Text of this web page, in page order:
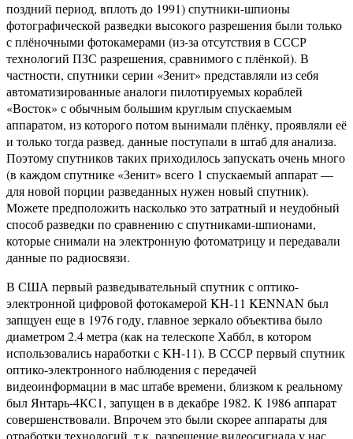
поздний период, вплоть до 1991) спутники-шпионы
фотографической разведки высокого разрешения были только
с плёночными фотокамерами (из-за отсутствия в СССР
технологий ПЗС разрешения, сравнимого с плёнкой). В
частности, спутники серии «Зенит» представляли из себя
автоматизированные аналоги пилотируемых кораблей
«Восток» с обычным большим круглым спускаемым
аппаратом, из которого потом вынимали плёнку, проявляли её
и только тогда развед. данные поступали в штаб для анализа.
Поэтому спутников таких приходилось запускать очень много
(в каждом спутнике «Зенит» всего 1 спускаемый аппарат —
для новой порции разведанных нужен новый спутник).
Можете предположить насколько это затратный и неудобный
способ разведки по сравнению с спутниками-шпионами,
которые снимали на электронную фотоматрицу и передавали
данные по радиосвязи.
В США первый разведывательный спутник с оптико-
электронной цифровой фотокамерой KH-11 KENNAN был
запщуен еще в 1976 году, главное зеркало объектива было
диаметром 2.4 метра (как на телескопе Хаббл, в котором
использовались наработки с KH-11). В СССР первый спутник
оптико-электронного наблюдения с передачей
видеоинформации в мас штабе времени, близком к реальному
был Янтарь-4КС1, запущен в в декабре 1982. К 1986 аппарат
совершенствовали. Впрочем это были скорее аппараты для